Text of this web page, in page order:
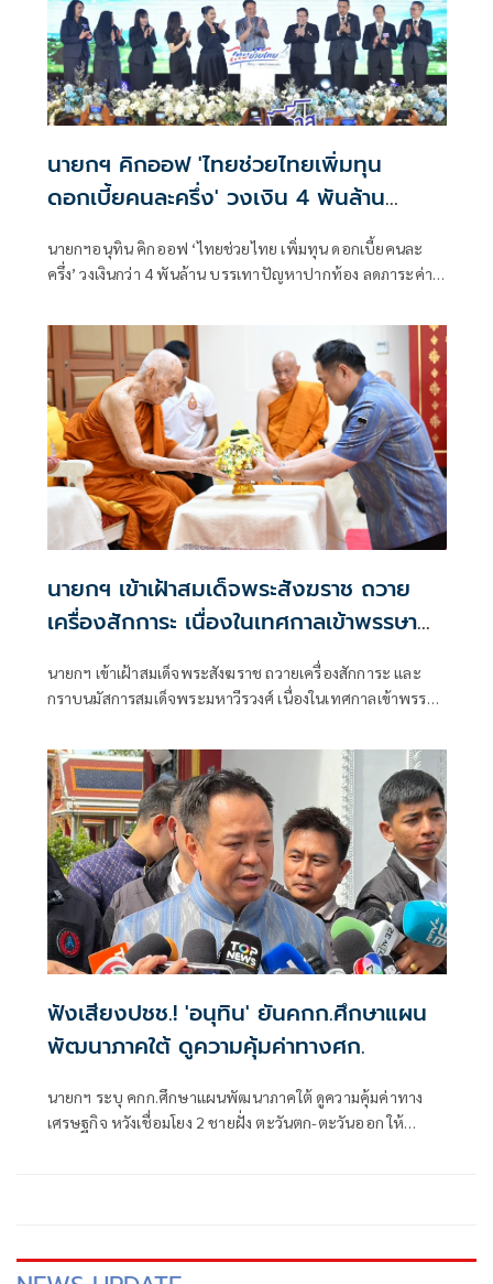
นายกฯ คิกออฟ 'ไทยช่วยไทยเพิ่มทุน
ดอกเบี้ยคนละครึ่ง' วงเงิน 4 พันล้าน
นายกฯอนุทิน คิกออฟ ‘ไทยช่วยไทย เพิ่มทุน ดอกเบี้ยคนละ
ครึ่ง’ วงเงินกว่า 4 พันล้าน บรรเทาปัญหาปากท้อง ลดภาระค่า
นายกฯ เข้าเฝ้าสมเด็จพระสังฆราช ถวาย
เครื่องสักการะ เนื่องในเทศกาลเข้าพรรษา
ประจำปี 2569
นายกฯ เข้าเฝ้าสมเด็จพระสังฆราช ถวายเครื่องสักการะ และ
กราบนมัสการสมเด็จพระมหาวีรวงศ์ เนื่องในเทศกาลเข้าพรรษา
ฟังเสียงปชช.! 'อนุทิน' ยันคกก.ศึกษาแผน
พัฒนาภาคใต้ ดูความคุ้มค่าทางศก.
นายกฯ ระบุ คกก.ศึกษาแผนพัฒนาภาคใต้ ดูความคุ้มค่าทาง
เศรษฐกิจ หวังเชื่อมโยง 2 ชายฝั่ง ตะวันตก-ตะวันออก ให้